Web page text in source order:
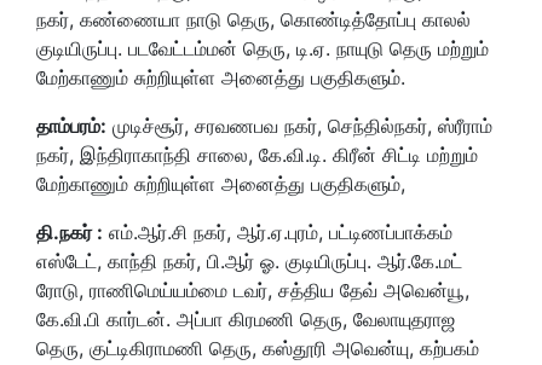
நகர், கண்ணையா நாடு தெரு, கொண்டித்தோப்பு காலல்
குடியிருப்பு. படவேட்டம்மன் தெரு, டி.ஏ. நாயுடு தெரு மற்றும்
மேற்காணும் சுற்றியுள்ள அனைத்து பகுதிகளும்.
தாம்பரம்: முடிச்சூர், சரவணபவ நகர், செந்தில்நகர், ஸ்ரீராம்
நகர், இந்திராகாந்தி சாலை, கே.வி.டி. கிரீன் சிட்டி மற்றும்
மேற்காணும் சுற்றியுள்ள அனைத்து பகுதிகளும்,
தி.நகர் : எம்.ஆர்.சி நகர், ஆர்.ஏ.புரம், பட்டிணப்பாக்கம்
எஸ்டேட், காந்தி நகர், பி.ஆர் ஓ. குடியிருப்பு. ஆர்.கே.மட்
ரோடு, ராணிமெய்யம்மை டவர், சத்திய தேவ் அவென்யூ,
கே.வி.பி கார்டன். அப்பா கிரமணி தெரு, வேலாயுதராஜ
தெரு, குட்டிகிராமணி தெரு, கஸ்தூரி அவென்யு, கற்பகம்